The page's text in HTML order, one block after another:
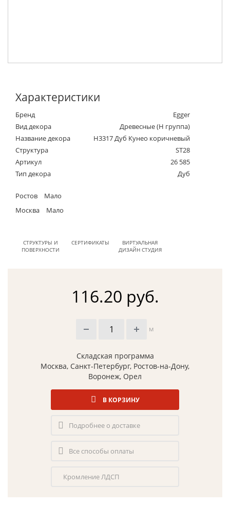
Характеристики
Бренд
Egger
Вид декора
Древесные (Н группа)
Название декора
H3317 Дуб Кунео коричневый
Структура
ST28
Артикул
26 585
Тип декора
Дуб
Ростов
Мало
Москва
Мало
СТРУКТУРЫ И
ПОВЕРХНОСТИ
СЕРТИФИКАТЫ
ВИРТУАЛЬНАЯ
ДИЗАЙН СТУДИЯ
116.20 руб.
м
Складская программа
Москва, Санкт-Петербург, Ростов-на-Дону,
Воронеж, Орел
В КОРЗИНУ
Подробнее о доставке
Все способы оплаты
Кромление ЛДСП